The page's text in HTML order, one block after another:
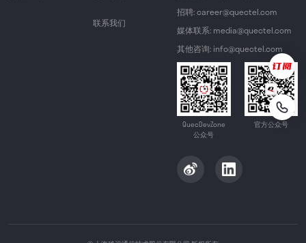
联系我们
招聘: career@quectel.com
媒体联系: media@quectel.com
其他咨询: info@quectel.com
QuecDevZone
公众号
官方公众号